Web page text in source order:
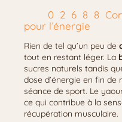
pour l’énergie
Rien de tel qu’un peu de
tout en restant léger. La
sucres naturels tandis
dose d’énergie en fin de
séance de sport. Le
ce qui contribue à la
récupération musculaire.